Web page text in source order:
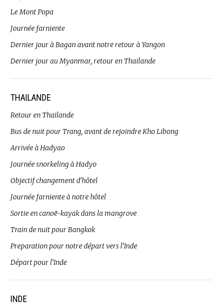
Le Mont Popa
Journée farniente
Dernier jour à Bagan avant notre retour à Yangon
Dernier jour au Myanmar, retour en Thailande
THAILANDE
Retour en Thailande
Bus de nuit pour Trang, avant de rejoindre Kho Libong
Arrivée à Hadyao
Journée snorkeling à Hadyo
Objectif changement d’hôtel
Journée farniente à notre hôtel
Sortie en canoë-kayak dans la mangrove
Train de nuit pour Bangkok
Preparation pour notre départ vers l’Inde
Départ pour l’Inde
INDE